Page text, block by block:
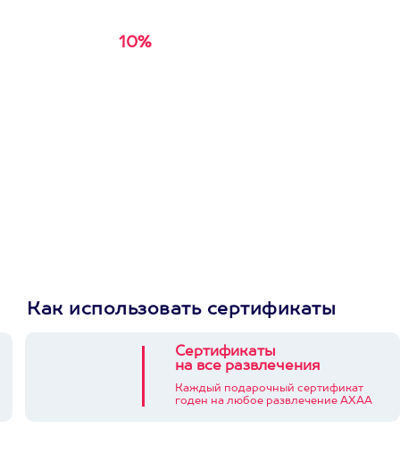
10%
Как использовать сертификаты
Сертификаты
на все развлечения
Каждый подарочный сертификат
годен на любое развлечение АХАА